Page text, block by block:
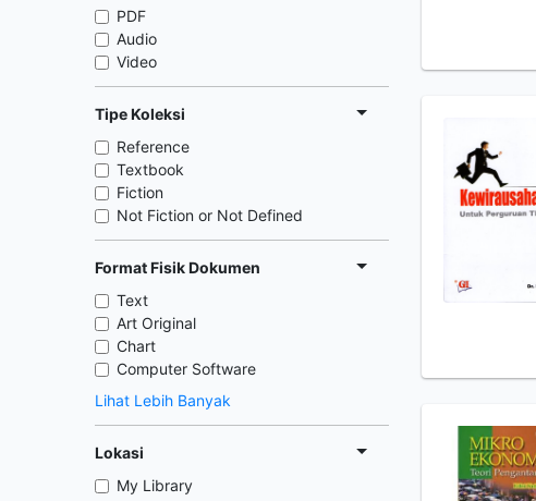
PDF
Audio
Video
Tipe Koleksi
Reference
Textbook
Fiction
Not Fiction or Not Defined
Format Fisik Dokumen
Text
Art Original
Chart
Computer Software
Lihat Lebih Banyak
Lokasi
My Library